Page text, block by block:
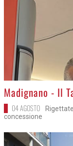
>Madignano - Il
04 AGOSTO
concessione